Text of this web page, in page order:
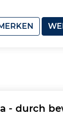
- durch